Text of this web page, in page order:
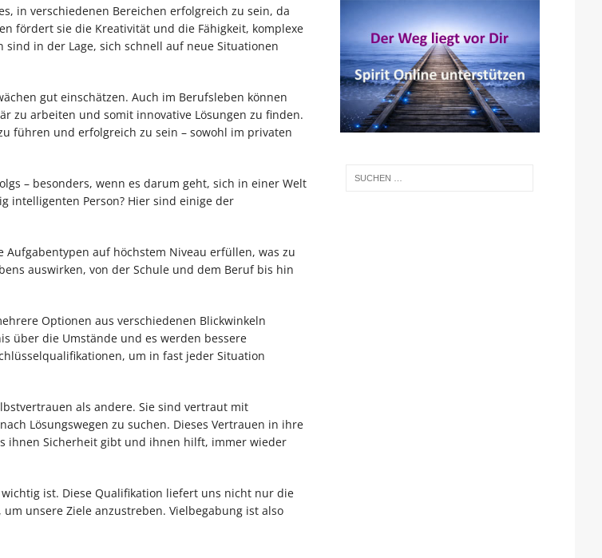
in verschiedenen Bereichen erfolgreich zu sein, da
fördert sie die Kreativität und die Fähigkeit, komplexe
in der Lage, sich schnell auf neue Situationen
gut einschätzen. Auch im Berufsleben können
zu arbeiten und somit innovative Lösungen zu finden.
führen und erfolgreich zu sein – sowohl im privaten
– besonders, wenn es darum geht, sich in einer Welt
intelligenten Person? Hier sind einige der
auf höchstem Niveau erfüllen, was zu
auswirken, von der Schule und dem Beruf bis hin
Optionen aus verschiedenen Blickwinkeln
über die Umstände und es werden bessere
um in fast jeder Situation
als andere. Sie sind vertraut mit
Lösungswegen zu suchen. Dieses Vertrauen in ihre
ihnen Sicherheit gibt und ihnen hilft, immer wieder
ist. Diese Qualifikation liefert uns nicht nur die
unsere Ziele anzustreben. Vielbegabung ist also